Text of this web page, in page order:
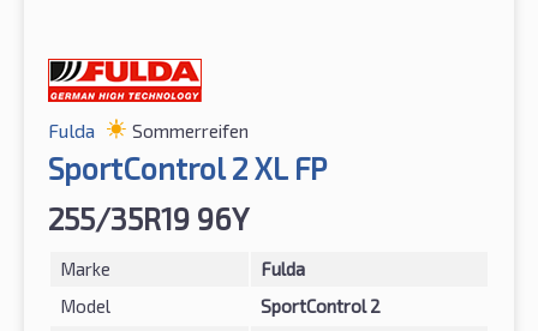
Fulda Sommerreifen
SportControl 2 XL FP
255/35R19 96Y
Marke
Fulda
Model
SportControl 2